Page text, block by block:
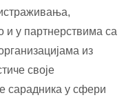
и у партнерствима са
из
своје
сарадника у сфери